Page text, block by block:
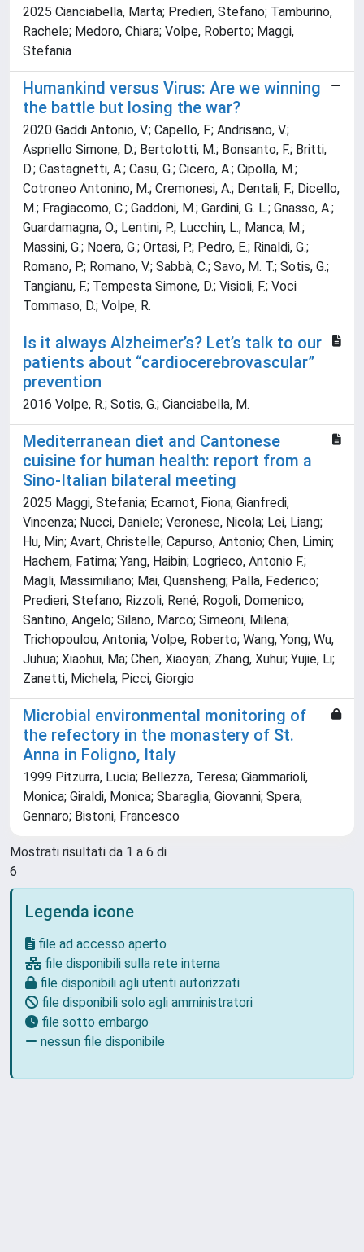
2025 Cianciabella, Marta; Predieri, Stefano; Tamburino,
Rachele; Medoro, Chiara; Volpe, Roberto; Maggi,
Stefania
Humankind versus Virus: Are we winning
the battle but losing the war?
2020 Gaddi Antonio, V.; Capello, F.; Andrisano, V.;
Aspriello Simone, D.; Bertolotti, M.; Bonsanto, F.; Britti,
D.; Castagnetti, A.; Casu, G.; Cicero, A.; Cipolla, M.;
Cotroneo Antonino, M.; Cremonesi, A.; Dentali, F.; Dicello,
M.; Fragiacomo, C.; Gaddoni, M.; Gardini, G. L.; Gnasso, A.;
Guardamagna, O.; Lentini, P.; Lucchin, L.; Manca, M.;
Massini, G.; Noera, G.; Ortasi, P.; Pedro, E.; Rinaldi, G.;
Romano, P.; Romano, V.; Sabbà, C.; Savo, M. T.; Sotis, G.;
Tangianu, F.; Tempesta Simone, D.; Visioli, F.; Voci
Tommaso, D.; Volpe, R.
Is it always Alzheimer’s? Let’s talk to our
patients about “cardiocerebrovascular”
prevention
2016 Volpe, R.; Sotis, G.; Cianciabella, M.
Mediterranean diet and Cantonese
cuisine for human health: report from a
Sino-Italian bilateral meeting
2025 Maggi, Stefania; Ecarnot, Fiona; Gianfredi,
Vincenza; Nucci, Daniele; Veronese, Nicola; Lei, Liang;
Hu, Min; Avart, Christelle; Capurso, Antonio; Chen, Limin;
Hachem, Fatima; Yang, Haibin; Logrieco, Antonio F.;
Magli, Massimiliano; Mai, Quansheng; Palla, Federico;
Predieri, Stefano; Rizzoli, René; Rogoli, Domenico;
Santino, Angelo; Silano, Marco; Simeoni, Milena;
Trichopoulou, Antonia; Volpe, Roberto; Wang, Yong; Wu,
Juhua; Xiaohui, Ma; Chen, Xiaoyan; Zhang, Xuhui; Yujie, Li;
Zanetti, Michela; Picci, Giorgio
Microbial environmental monitoring of
the refectory in the monastery of St.
Anna in Foligno, Italy
1999 Pitzurra, Lucia; Bellezza, Teresa; Giammarioli,
Monica; Giraldi, Monica; Sbaraglia, Giovanni; Spera,
Gennaro; Bistoni, Francesco
Mostrati risultati da 1 a 6 di
6
Legenda icone
file ad accesso aperto
file disponibili sulla rete interna
file disponibili agli utenti autorizzati
file disponibili solo agli amministratori
file sotto embargo
nessun file disponibile